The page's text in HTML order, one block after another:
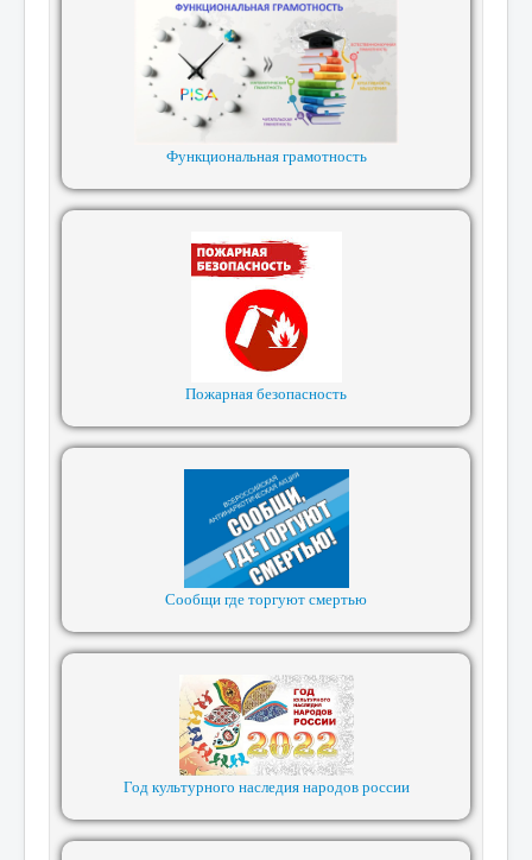
Функциональная грамотность
Пожарная безопасность
Сообщи где торгуют смертью
Год культурного наследия народов россии